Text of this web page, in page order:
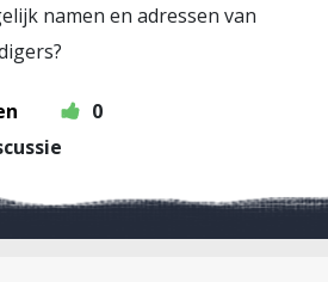
namen en adressen van
0